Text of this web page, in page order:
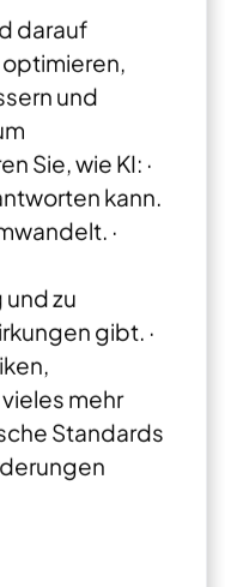
darauf
und
Sie, wie KI: ·
kann.
·
zu
gibt. ·
mehr
Standards